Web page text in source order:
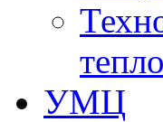
УМЦ